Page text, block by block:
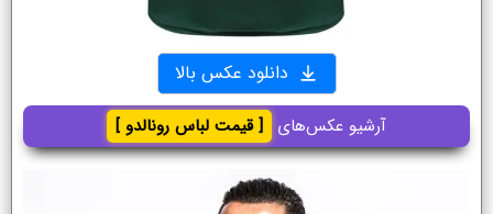
دانلود عکس بالا
آرشیو عکس‌های [ قیمت لباس رونالدو ]